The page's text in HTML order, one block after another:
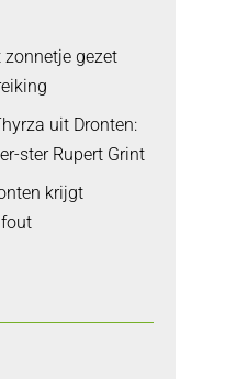
gezet
uit Dronten:
ster Rupert Grint
krijgt